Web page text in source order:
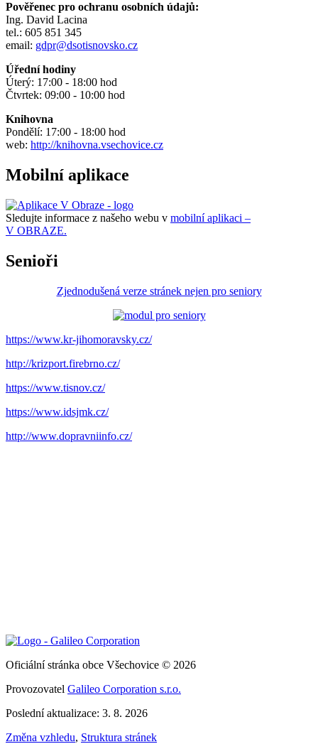
Pověřenec pro ochranu osobních údajů:
Ing. David Lacina
tel.: 605 851 345
email: gdpr@dsotisnovsko.cz
Úřední hodiny
Úterý: 17:00 - 18:00 hod
Čtvrtek: 09:00 - 10:00 hod
Knihovna
Pondělí: 17:00 - 18:00 hod
web: http://knihovna.vsechovice.cz
Mobilní aplikace
Sledujte informace z našeho webu v mobilní aplikaci –
V OBRAZE.
Senioři
Zjednodušená verze stránek nejen pro seniory
https://www.kr-jihomoravsky.cz/
http://krizport.firebrno.cz/
https://www.tisnov.cz/
https://www.idsjmk.cz/
http://www.dopravniinfo.cz/
Oficiální stránka obce Všechovice © 2026
Provozovatel Galileo Corporation s.r.o.
Poslední aktualizace: 3. 8. 2026
Změna vzhledu, Struktura stránek